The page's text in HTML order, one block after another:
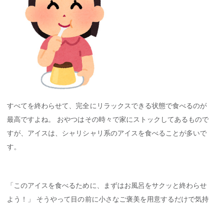
すべてを終わらせて、完全にリラックスできる状態で食べるのが
最高ですよね。 おやつはその時々で家にストックしてあるもので
すが、アイスは、シャリシャリ系のアイスを食べることが多いで
す。
「このアイスを食べるために、まずはお風呂をサクッと終わらせ
よう！」 そうやって目の前に小さなご褒美を用意するだけで気持